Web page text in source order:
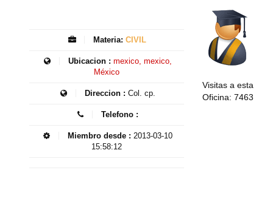
Materia: CIVIL
Ubicacion : mexico, mexico,
México
Direccion : Col. cp.
Telefono :
Miembro desde : 2013-03-10
15:58:12
Visitas a esta
Oficina: 7463